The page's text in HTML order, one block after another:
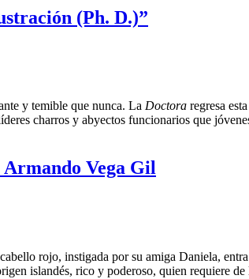
(Ph. D.)”
y temible que nunca. La Doctora regresa
charros y abyectos funcionarios que
Armando Vega Gil
rojo, instigada por su amiga Daniela,
islandés, rico y poderoso, quien requiere